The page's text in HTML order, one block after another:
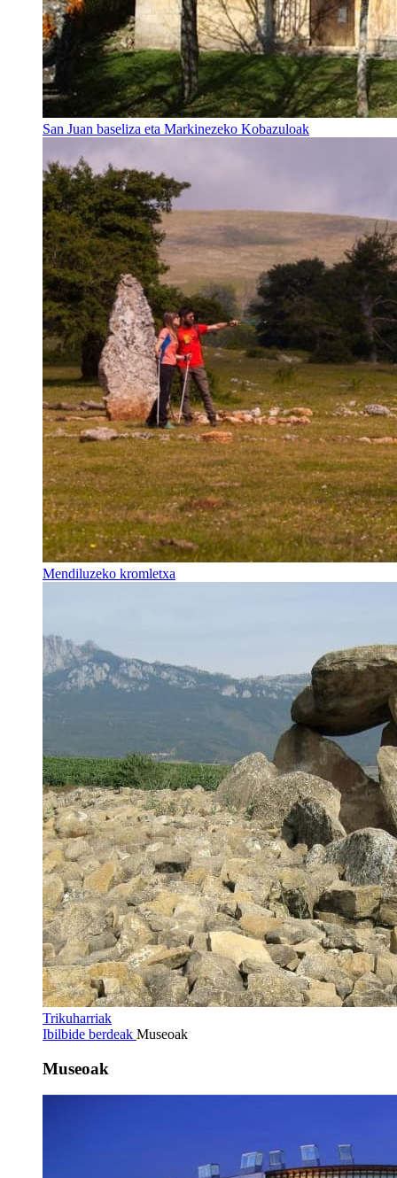
San Juan baseliza eta Markinezeko Kobazuloak
Mendiluzeko kromletxa
Trikuharriak
Ibilbide berdeak Museoak
Museoak